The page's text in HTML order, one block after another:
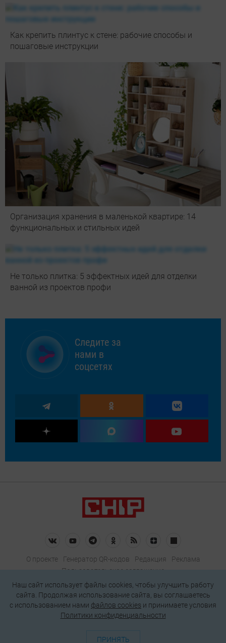
Как крепить плинтус к стене: рабочие способы и
пошаговые инструкции
Организация хранения в маленькой квартире: 14
функциональных и стильных идей
Не только плитка: 5 эффектных идей для отделки
ванной из проектов профи
Следите за
нами в
соцсетях
О проекте Генератор QR-кодов Редакция
Реклама
Пользовательское соглашение
Политика конфиденциальности
Подписаться на рассылку
127018, Москва, ул. Полковая, д. 3, стр. 4, помещение I, комн. 23
Наш сайт использует файлы cookies, чтобы улучшить работу
сайта. Продолжая использование сайта, вы соглашаетесь
c использованием нами файлов cookies и принимаете условия
Политики конфиденциальности
ПРИНЯТЬ